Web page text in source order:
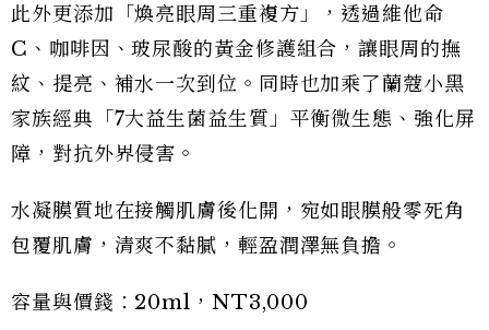
此外更添加「煥亮眼周三重複方」，透過維他命
C、咖啡因、玻尿酸的黃金修護組合，讓眼周的撫
紋、提亮、補水一次到位。同時也加乘了蘭蔻小黑
家族經典「7大益生菌益生質」平衡微生態、強化屏
障，對抗外界侵害。
水凝膜質地在接觸肌膚後化開，宛如眼膜般零死角
包覆肌膚，清爽不黏膩，輕盈潤澤無負擔。
容量與價錢：20ml，NT3,000